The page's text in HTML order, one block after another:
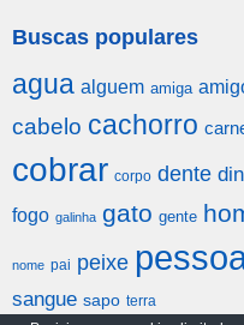
Buscas populares
agua alguem amiga
cabelo cachorro
cobrar corpo dente
fogo galinha gato gente
nome pai peixe
sangue sapo terra